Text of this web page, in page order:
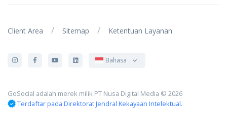
Client Area / Sitemap / Ketentuan Layanan
Bahasa
GoSocial adalah merek milik PT Nusa Digital Media © 2026
Terdaftar pada Direktorat Jendral Kekayaan Intelektual.